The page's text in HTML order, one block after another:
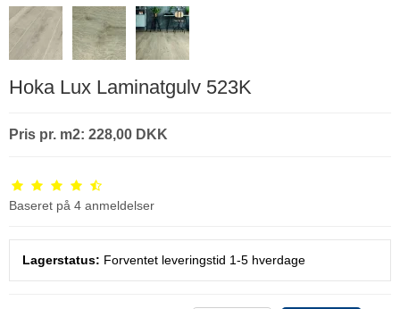
Hoka Lux Laminatgulv 523K
Pris pr. m2: 228,00 DKK
Baseret på 4 anmeldelser
Lagerstatus: Forventet leveringstid 1-5 hverdage